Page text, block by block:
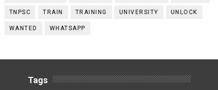
TNPSC TRAIN TRAINING UNIVERSITY UNLOCK
WANTED WHATSAPP
Tags